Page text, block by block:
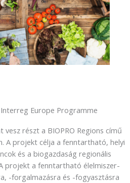
Europe Programme
részt a BIOPRO Regions című
A projekt célja a fenntartható, helyi
és a biogazdaság regionális
projekt a fenntartható élelmiszer-
-forgalmazásra és -fogyasztásra